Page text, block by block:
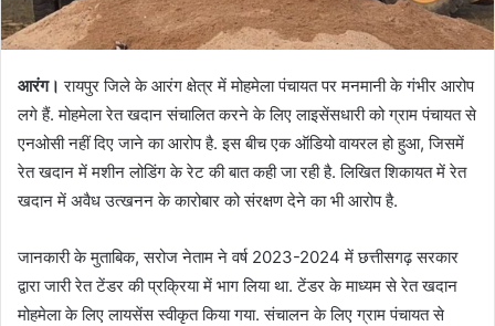
आरंग।रायपुर जिले के आरंग क्षेत्र में मोहमेला पंचायत पर मनमानी के गंभीर आरोप
लगे हैं. मोहमेला रेत खदान संचालित करने के लिए लाइसेंसधारी को ग्राम पंचायत से
एनओसी नहीं दिए जाने का आरोप है. इस बीच एक ऑडियो वायरल हो हुआ, जिसमें
रेत खदान में मशीन लोडिंग के रेट की बात कही जा रही है. लिखित शिकायत में रेत
खदान में अवैध उत्खनन के कारोबार को संरक्षण देने का भी आरोप है.
जानकारी के मुताबिक, सरोज नेताम ने वर्ष 2023-2024 में छत्तीसगढ़ सरकार
द्वारा जारी रेत टेंडर की प्रक्रिया में भाग लिया था. टेंडर के माध्यम से रेत खदान
मोहमेला के लिए लायसेंस स्वीकृत किया गया. संचालन के लिए ग्राम पंचायत से